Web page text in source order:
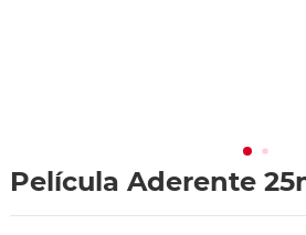
Película Aderente